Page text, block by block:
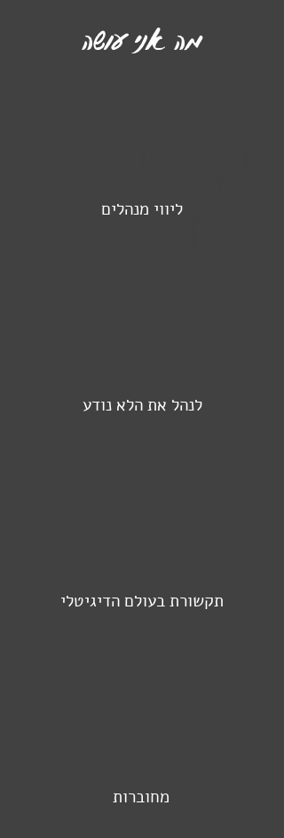
מה אני עושה
ליווי מנהלים
לנהל את הלא נודע
תקשורת בעולם הדיגיטלי
מחוברות